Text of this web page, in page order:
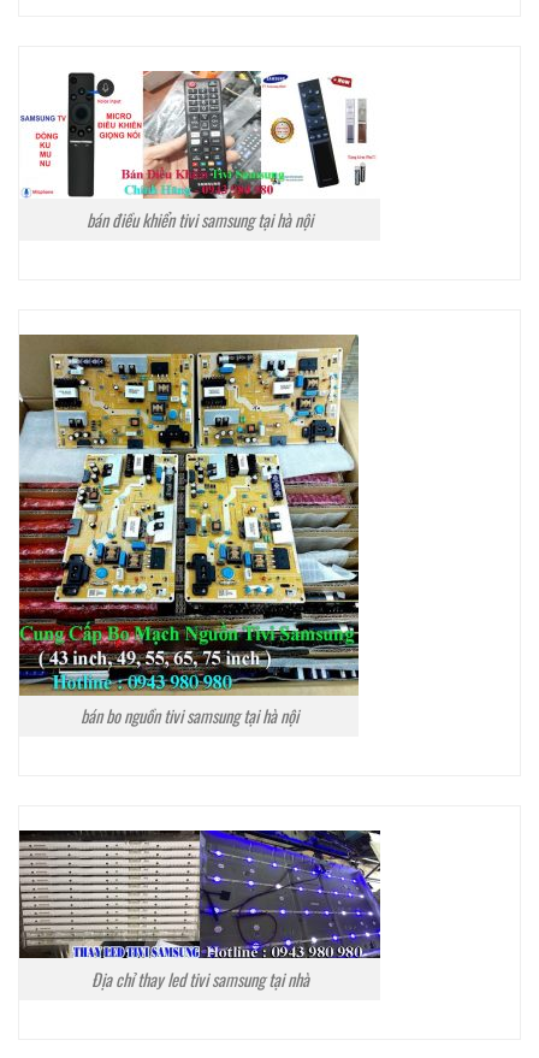
bán điều khiển tivi samsung tại hà nội
bán bo nguồn tivi samsung tại hà nội
Địa chỉ thay led tivi samsung tại nhà